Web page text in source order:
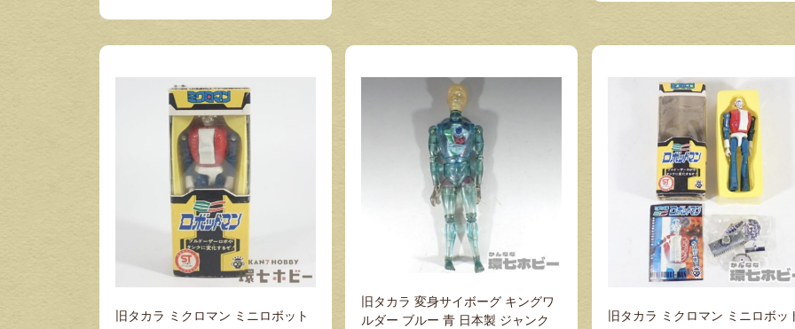
旧タカラ ミクロマン ミニロボット
旧タカラ 変身サイボーグ キングワ
ルダー ブルー 青 日本製 ジャンク
旧タカラ ミクロマン ミニロボッ